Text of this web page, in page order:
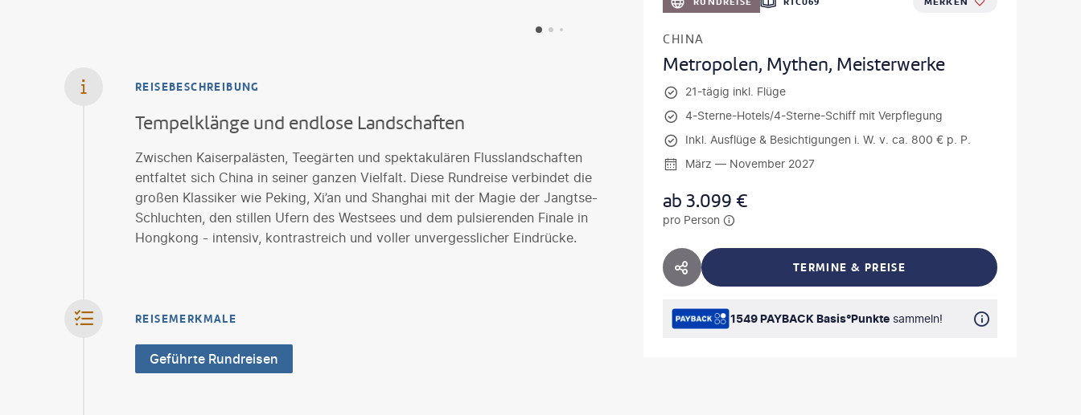
CHINA
Metropolen, Mythen, Meisterwerke
21-tägig inkl. Flüge
4-Sterne-Hotels/4-Sterne-Schiff mit Verpflegung
Inkl. Ausflüge & Besichtigungen i. W. v. ca. 800 € p. P.
März — November 2027
ab3.099 €
pro Person
HOTEL TEILEN TERMINE & PREISE
1549 PAYBACK Basis°Punkte sammeln!
REISEBESCHREIBUNG
Tempelklänge und endlose Landschaften
Zwischen Kaiserpalästen, Teegärten und spektakulären Flusslandschaften
entfaltet sich China in seiner ganzen Vielfalt. Diese Rundreise verbindet die
großen Klassiker wie Peking, Xi’an und Shanghai mit der Magie der Jangtse-
Schluchten, den stillen Ufern des Westsees und dem pulsierenden Finale in
Hongkong - intensiv, kontrastreich und voller unvergesslicher Eindrücke.
REISEMERKMALE
Geführte Rundreisen